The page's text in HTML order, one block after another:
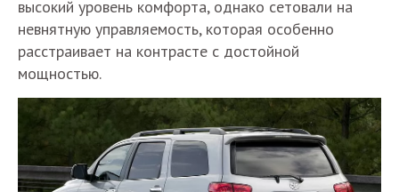
высокий уровень комфорта, однако сетовали на
невнятную управляемость, которая особенно
расстраивает на контрасте с достойной
мощностью.